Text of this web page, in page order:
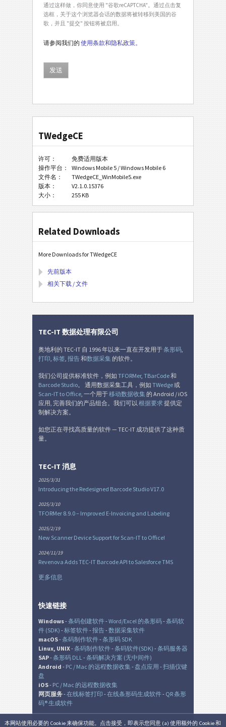
本网站使用必要的 Cookie 来确保功能。点击接受，即表示您同意 (a) 使用额外的 Cookie 和
通过这样做，你同意使用 "谷歌reCAPTCHA"。通过点击复
选框，关于这个浏览器会话的数据将被转移到美国的谷
歌，并且 "提交" 按钮将被启用。
请参阅我们的 使用条款和隐私政策。
TWedgeCE
许可：
免费适用版本
操作平台：
Windows Mobile 5 / Windows Mobile 6
文件名：
TWedgeCE_WinMobile5.exe
版本：
V2.1.0.15376
大小：
255 KB
Related Downloads
More Downloads for TWedgeCE
先前版本
相关下载 / 文件
TEC-IT 数据处理有限公司
奥地利的 TEC-IT 自 1996 年以来一直在开发用于条形码
打印 标签 报告和数据采集的软件。
我们公司提供标准软件，例如 TFORMer, TBarCode和
Barcode Studio。 通用数据采集工具，例如 TWedge或
Scan-IT to Office , 一个用于移动数据收集的 Android / iOS
应用, 完善我们的产品组合。我们可以 根据要求 提供定
制解决方案。
如您正在寻找高质量的软件 — TEC-IT 成功提供了这种质
量。
TEC-IT 消息
2025/3/31
Introducing the Redesigned Barcode Studio V17.0
2025/3/10
TFORMer 8.9.0 – Improved E-Invoicing and Labeling
2025/2/19
New Scanner Device Support for Scan-IT to Office!
2024/11/19
Revenova Adds TEC-IT Barcode API to Salesforce TMS
更多信息
快速链接
Windows-条码创建软件-Word/Excel 的条形码-条码软
件 (SDK) -标签软件-报告-数据采集软件
macOS-条码制作软件-条形码 SDK
Linux, UNIX-条码制作软件-条码软件(SDK) -条码服务器
SAP-条形码 DLL -条码解决方案 (无中间件)
Android - PC / Mac 的远程数据收集- 盘点应用 -扫描仪键
盘
iOS- PC / Mac 的远程数据收集
网页服务-在线标签打印 -在线条形码生成软件- QR 条形
码® 生成软件